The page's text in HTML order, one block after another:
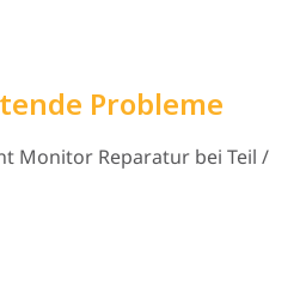
Probleme
Monitor Reparatur bei Teil /